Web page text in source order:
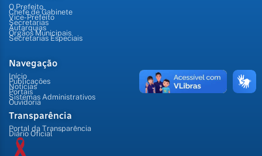
O Prefeito
Chefe de Gabinete
Vice-Prefeito
Secretarias
Autarquias
Órgãos Municipais
Secretarias Especiais
Navegação
Início
Publicações
Notícias
Portais
Sistemas Administrativos
Ouvidoria
Transparência
Portal da Transparência
Diário Oficial